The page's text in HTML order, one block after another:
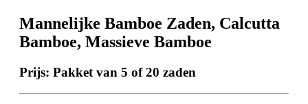
Mannelijke Bamboe Zaden, Calcutta
Bamboe, Massieve Bamboe
Prijs: Pakket van 5 of 20 zaden